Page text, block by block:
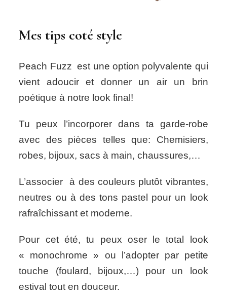
Mes tips coté style
Peach Fuzz est une option polyvalente qui
vient adoucir et donner un air un brin
poétique à notre look final!
Tu peux l’incorporer dans ta garde-robe
avec des pièces telles que: Chemisiers,
robes, bijoux, sacs à main, chaussures,…
L’associer à des couleurs plutôt vibrantes,
neutres ou à des tons pastel pour un look
rafraîchissant et moderne.
Pour cet été, tu peux oser le total look
« monochrome » ou l’adopter par petite
touche (foulard, bijoux,…) pour un look
estival tout en douceur.